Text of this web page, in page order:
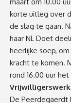
korte uitleg over
de slag te gaan.
haar NL Doet
heerlijke soep,
kracht te komen.
rond 16.00 uur
Vrijwilligerswerk
De Peerdegaerdt